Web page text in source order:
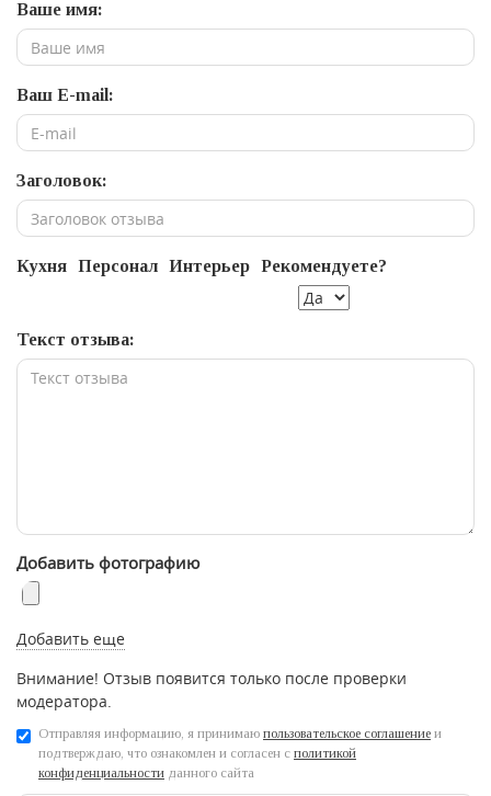
Ваше имя:
Ваш E-mail:
Заголовок:
Кухня Персонал Интерьер Рекомендуете?
Текст отзыва:
Добавить фотографию
Добавить еще
Внимание! Отзыв появится только после проверки
модератора.
Отправляя информацию, я принимаю пользовательское соглашение и
подтверждаю, что ознакомлен и согласен с политикой
конфиденциальности данного сайта